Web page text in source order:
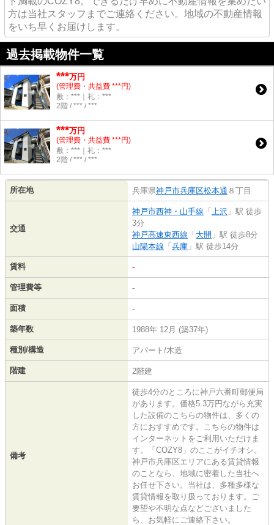
方は当社スタッフまでご連絡ください。地域の不動産情報
をいち早くお届けします。
過去掲載物件一覧
***万円
(管理費・共益費 ***円)
敷：***｜礼：***
2階 / *** / ***
***万円
(管理費・共益費 ***円)
敷：***｜礼：***
2階 / *** / ***
所在地 兵庫県神戸市兵庫区松本通 ８丁目
交通
神戸市西神・山手線 「 上沢 」駅 徒歩
3分
神戸高速東西線 「 大開 」駅 徒歩8分
山陽本線 「 兵庫 」駅 徒歩14分
賃料 -
管理費等 -
面積 -
築年数 1988年 12月 (築37年)
種別/構造 アパート/木造
階建 2階建
備考
徒歩4分のところに神戸六番町郵便局
があります。価格5.3万円ながら充実
した設備のこちらの物件は、多くの
方におすすめです。こちらの物件は
インターネットをご利用いただけま
す。「COZY8」のここがイチオシ。
神戸市兵庫区エリアにある賃貸情報
のことなら、地域に密着した当社へ
お任せ下さい。当社は、多種多様な
賃貸情報を取り扱っております。ご
要望や不明な点などございました
ら、お気軽にご連絡下さい。